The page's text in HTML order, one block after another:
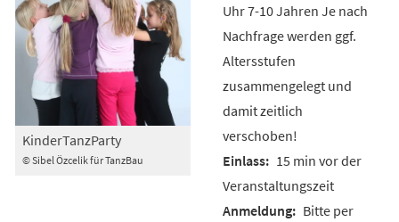
© Sibel Özcelik für TanzBau
KinderTanzParty
Uhr 7-10 Jahren Je nach
Nachfrage werden ggf.
Altersstufen
zusammengelegt und
damit zeitlich
verschoben!
15 min vor der
Veranstaltungszeit
Bitte per